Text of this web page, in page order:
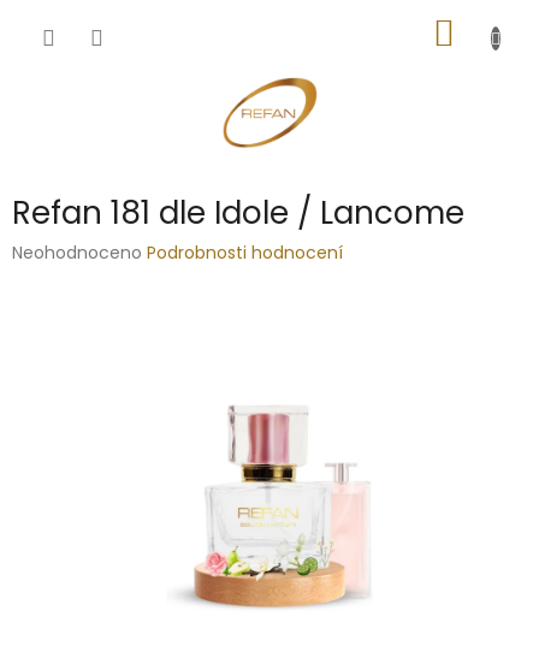
KOŠÍK
Refan 181 dle Idole / Lancome
Průměrné
Neohodnoceno Podrobnosti hodnocení